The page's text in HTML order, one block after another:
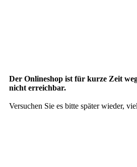
Der Onlineshop ist für kurze Zeit
nicht erreichbar.
Versuchen Sie es bitte später wieder,